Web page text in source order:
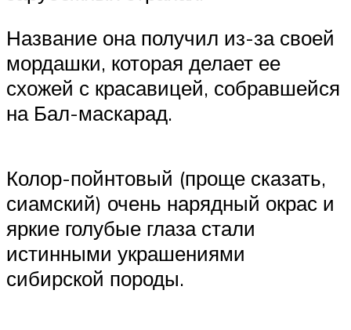
Название она получил из-за своей
мордашки, которая делает ее
схожей с красавицей, собравшейся
на Бал-маскарад.
Колор-пойнтовый (проще сказать,
сиамский) очень нарядный окрас и
яркие голубые глаза стали
истинными украшениями
сибирской породы.